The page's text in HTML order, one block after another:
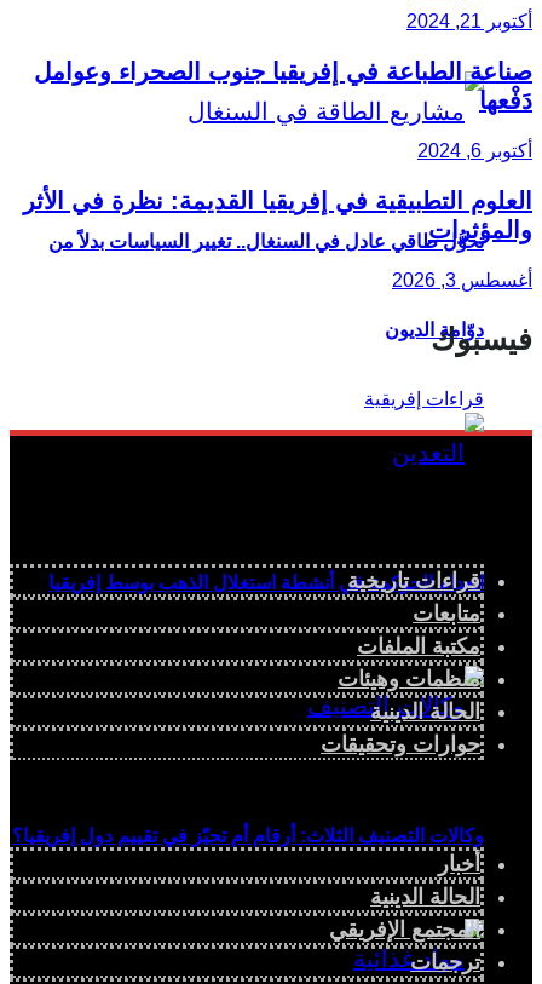
تحوُّل طاقي عادل في السنغال.. تغيير السياسات بدلاً من
دوّامة الديون
انعدام الحوكمة في أنشطة استغلال الذهب بوسط إفريقيا
وكالات التصنيف الثلاث: أرقام أم تحيّز في تقييم دول إفريقيا؟
أكتوبر 21, 2024
صناعة الطباعة في إفريقيا جنوب الصحراء وعوامل
دَفْعها
أكتوبر 6, 2024
العلوم التطبيقية في إفريقيا القديمة: نظرة في الأثر
والمؤثرات
أغسطس 3, 2026
فيسبوك
قراءات تاريخية
متابعات
مكتبة الملفات
منظمات وهيئات
الحالة الدينية
حوارات وتحقيقات
أخبار
الحالة الدينية
المجتمع الإفريقي
ترجمات